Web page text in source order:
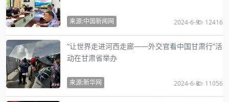
来源:中国新闻网 2024-6-9 12416
“让世界走进河西走廊——外交官看中国甘肃行”活
动在甘肃省举办
来源:新华网 2024-6-8 11056